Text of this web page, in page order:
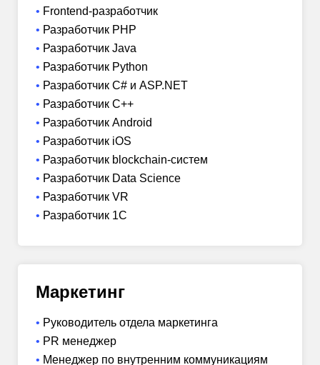
Frontend-разработчик
Разработчик PHP
Разработчик Java
Разработчик Python
Разработчик C# и ASP.NET
Разработчик C++
Разработчик Android
Разработчик iOS
Разработчик blockchain-систем
Разработчик Data Science
Разработчик VR
Разработчик 1C
Маркетинг
Руководитель отдела маркетинга
PR менеджер
Менеджер по внутренним коммуникациям